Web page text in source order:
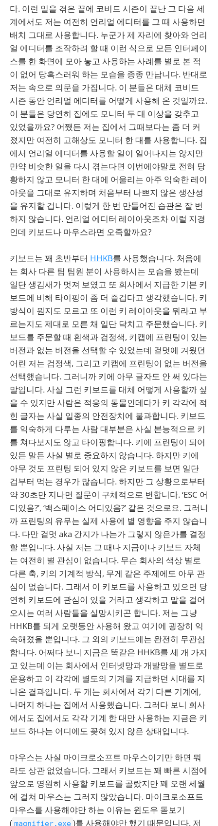
다. 이런 일을 겪은 끝에 코비드 시즌이 끝난 그 다음 세
계에서도 저는 여전히 언리얼 에디터를 그 때 사용하던
배치 그대로 사용합니다. 누군가 제 자리에 찾아와 언리
얼 에디터를 조작하려 할 때 이런 식으로 모든 인터페이
스를 한 화면에 모아 놓고 사용하는 사례를 별로 본 적
이 없어 당혹스러워 하는 모습을 종종 만납니다. 반대로
저는 속으로 의문을 가집니다. 이 분들은 대체 코비드
시즌 동안 언리얼 에디터를 어떻게 사용해 온 것일까요.
이 분들은 당연히 집에도 모니터 두 대 이상을 갖추고
있었을까요? 어쨌든 저는 집에서 그때보다는 좀 더 커
졌지만 여전히 고해상도 모니터 한 대를 사용합니다. 집
에서 언리얼 에디터를 사용할 일이 일어나지는 않지만
만약 비슷한 일을 다시 겪는다면 이번에야말로 전혀 당
황하지 않고 모니터 한 대에 어울리는 아주 익숙한 레이
아웃을 그대로 유지하며 처음부터 나쁘지 않은 생산성
을 유지할 겁니다. 이렇게 한 번 만들어진 습관은 잘 변
하지 않습니다. 언리얼 에디터 레이아웃조차 이럴 지경
인데 키보드나 마우스라면 오죽할까요?
키보드는 꽤 초반부터 HHKB를 사용했습니다. 처음에
는 회사 다른 팀 팀원 분이 사용하시는 모습을 봤는데
일단 생김새가 멋져 보였고 또 회사에서 지급한 기본 키
보드에 비해 타이핑이 좀 더 즐겁다고 생각했습니다. 키
방식이 뭔지도 모르고 또 이런 키 레이아웃을 뭐라고 부
르는지도 제대로 모른 채 일단 닥치고 주문했습니다. 키
보드를 주문할 때 흰색과 검정색, 키캡에 프린팅이 있는
버전과 없는 버전을 선택할 수 있었는데 겉멋에 겨웠던
어린 저는 검정색, 그리고 키캡에 프린팅이 없는 버전을
선택했습니다. 그러니까 키에 아무 글자도 안 써 있다는
말입니다. 사실 그런 키보드를 대체 어떻게 사용할까 싶
을 수 있지만 사람은 적응의 동물인데다가 키 각각에 적
힌 글자는 사실 일종의 안전장치에 불과합니다. 키보드
를 익숙하게 다루는 사람 대부분은 사실 본능적으로 키
를 쳐다보지도 않고 타이핑합니다. 키에 프린팅이 되어
있든 말든 사실 별로 중요하지 않습니다. 하지만 키에
아무 것도 프린팅 되어 있지 않은 키보드를 보면 일단
겁부터 먹는 경우가 많습니다. 하지만 그 상황으로부터
약 30초만 지나면 질문이 구체적으로 변합니다. ‘ESC 어
디있음?’, ‘백스페이스 어디있음?’ 같은 것으로요. 그러니
까 프린팅의 유무는 실제 사용에 별 영향을 주지 않습니
다. 다만 겉멋 aka 간지가 나는가 그렇지 않은가를 결정
할 뿐입니다. 사실 저는 그 때나 지금이나 키보드 자체
는 여전히 별 관심이 없습니다. 무슨 회사의 색상 별로
다른 축, 키의 기계적 방식, 무게 같은 주제에도 아무 관
심이 없습니다. 그래서 이 키보드를 사용하고 있으면 당
연히 키보드에 관심이 있을 거라고 생각하고 말을 걸어
오시는 여러 사람들을 실망시키곤 합니다. 저는 그냥
HHKB를 되게 오랫동안 사용해 왔고 여기에 굉장히 익
숙해졌을 뿐입니다. 그 외의 키보드에는 완전히 무관심
합니다. 어쩌다 보니 지금은 똑같은 HHKB를 세 개 가지
고 있는데 이는 회사에서 인터넷망과 개발망을 별도로
운용하고 이 각각에 별도의 기계를 지급하던 시대를 지
나온 결과입니다. 두 개는 회사에서 각기 다른 기계에,
나머지 하나는 집에서 사용했습니다. 그러다 보니 회사
에서도 집에서도 각각 기계 한 대만 사용하는 지금은 키
보드 하나는 어디에도 꽂혀 있지 않은 상태입니다.
마우스는 사실 마이크로소프트 마우스이기만 하면 뭐
라도 상관 없었습니다. 그래서 키보드는 꽤 빠른 시점에
앞으로 영원히 사용할 키보드를 골랐지만 꽤 오랜 세월
에 걸쳐 마우스는 그러지 않았습니다. 마이크로소프트
마우스를 사용해야만 하는 이유는 윈도우 돋보기
( magnifier.exe )를 사용해야만 했기 때문입니다. 저